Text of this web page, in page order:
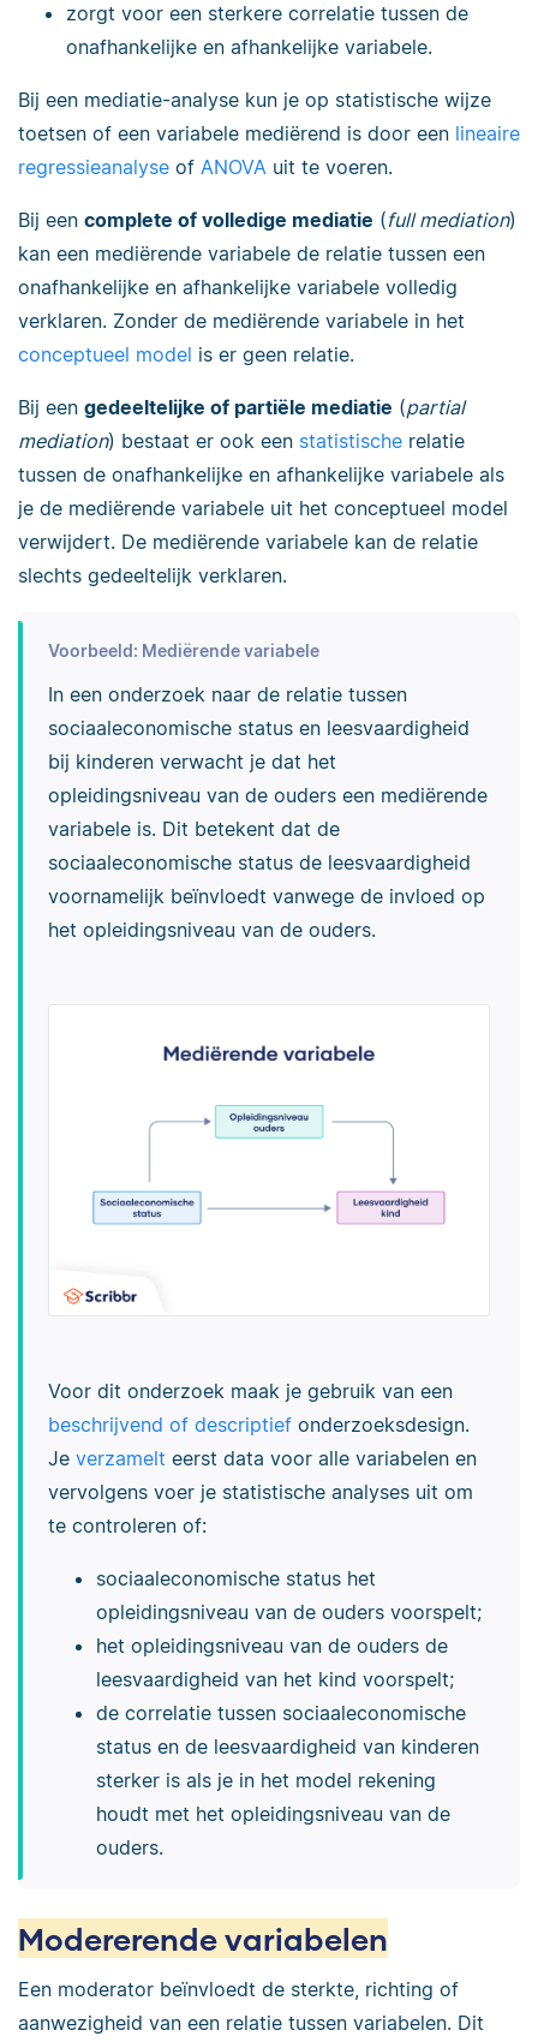
zorgt voor een sterkere correlatie tussen de
onafhankelijke en afhankelijke variabele.
Bij een mediatie-analyse kun je op statistische wijze
toetsen of een variabele mediërend is door een lineaire
regressieanalyse of ANOVA uit te voeren.
Bij een complete of volledige mediatie (full mediation)
kan een mediërende variabele de relatie tussen een
onafhankelijke en afhankelijke variabele volledig
verklaren. Zonder de mediërende variabele in het
conceptueel model is er geen relatie.
Bij een gedeeltelijke of partiële mediatie (partial
mediation) bestaat er ook een statistische relatie
tussen de onafhankelijke en afhankelijke variabele als
je de mediërende variabele uit het conceptueel model
verwijdert. De mediërende variabele kan de relatie
slechts gedeeltelijk verklaren.
Voorbeeld: Mediërende variabele
In een onderzoek naar de relatie tussen
sociaaleconomische status en leesvaardigheid
bij kinderen verwacht je dat het
opleidingsniveau van de ouders een mediërende
variabele is. Dit betekent dat de
sociaaleconomische status de leesvaardigheid
voornamelijk beïnvloedt vanwege de invloed op
het opleidingsniveau van de ouders.
Voor dit onderzoek maak je gebruik van een
beschrijvend of descriptiefonderzoeksdesign.
Je verzamelt eerst data voor alle variabelen en
vervolgens voer je statistische analyses uit om
te controleren of:
sociaaleconomische status het
opleidingsniveau van de ouders voorspelt;
het opleidingsniveau van de ouders de
leesvaardigheid van het kind voorspelt;
de correlatie tussen sociaaleconomische
status en de leesvaardigheid van kinderen
sterker is als je in het model rekening
houdt met het opleidingsniveau van de
ouders.
Modererende variabelen
Een moderator beïnvloedt de sterkte, richting of
aanwezigheid van een relatie tussen variabelen. Dit